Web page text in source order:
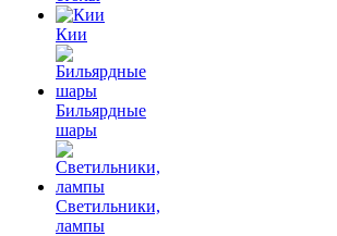
Кии
Бильярдные
шары
Светильники,
лампы